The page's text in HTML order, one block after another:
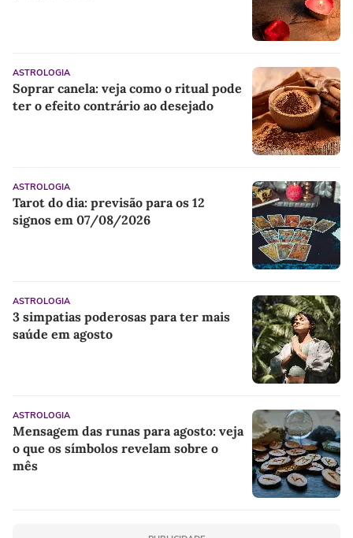
ASTROLOGIA
Soprar canela: veja como o ritual pode
ter o efeito contrário ao desejado
ASTROLOGIA
Tarot do dia: previsão para os 12
signos em 07/08/2026
ASTROLOGIA
3 simpatias poderosas para ter mais
saúde em agosto
ASTROLOGIA
Mensagem das runas para agosto: veja
o que os símbolos revelam sobre o
mês